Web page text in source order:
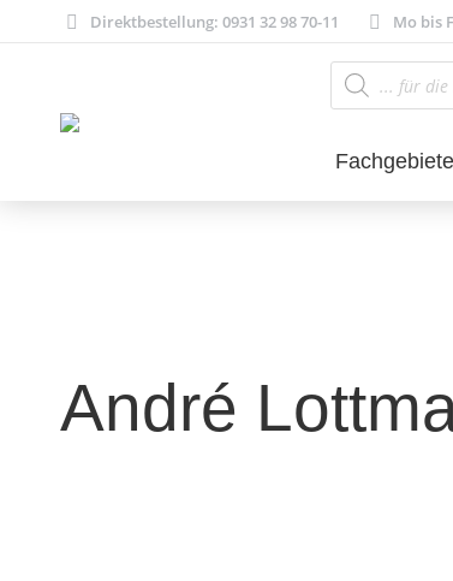
Direktbestellung: 0931 32 98 70-11 Mo bis
Products
search
Fachgebiete
André